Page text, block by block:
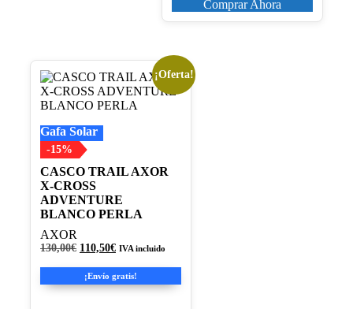
Comprar Ahora
¡Oferta!
Gafa Solar
-15%
CASCO TRAIL AXOR
X-CROSS
ADVENTURE
BLANCO PERLA
AXOR
130,00€ El
original
era:
110,50€El
actual
es:
IVA incluido
¡Envío gratis!
Este
producto
tiene
variantes.
Las
opciones
se
pueden
elegir
en
la
página